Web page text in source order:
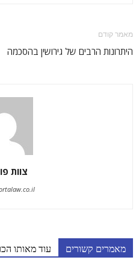
מאמר קודם
היתרונות הרבים של גירושין בהסכמה
צוות
מאמרים קשורים עוד מאותו